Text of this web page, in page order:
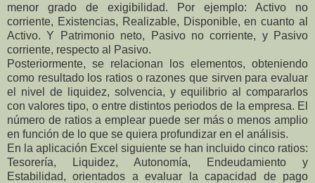
menor grado de exigibilidad. Por ejemplo: Activo no
corriente, Existencias, Realizable, Disponible, en cuanto al
Activo. Y Patrimonio neto, Pasivo no corriente, y Pasivo
corriente, respecto al Pasivo.
Posteriormente, se relacionan los elementos, obteniendo
como resultado los ratios o razones que sirven para evaluar
el nivel de liquidez, solvencia, y equilibrio al compararlos
con valores tipo, o entre distintos periodos de la empresa. El
número de ratios a emplear puede ser más o menos amplio
en función de lo que se quiera profundizar en el análisis.
En la aplicación Excel siguiente se han incluido cinco ratios:
Tesorería, Liquidez, Autonomía, Endeudamiento y
Estabilidad, orientados a evaluar la capacidad de pago